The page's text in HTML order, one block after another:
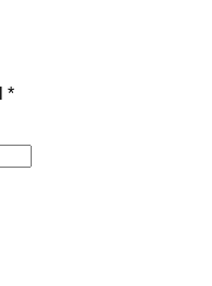
*Wajib